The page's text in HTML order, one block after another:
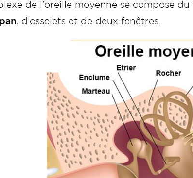
de l’oreille moyenne se compose du
, d’osselets et de deux fenêtres.